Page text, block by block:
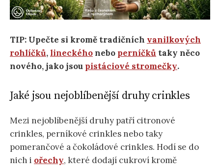
TIP: Upečte si kromě tradičních vanilkových
rohlíčků,lineckéhonebo perníčků taky něco
nového, jako jsou pistáciové stromečky.
Jaké jsou nejoblíbenější druhy crinkles
Mezi nejoblíbenější druhy patří citronové
crinkles, perníkové crinkles nebo taky
pomerančové a čokoládové crinkles. Hodí se do
nich i ořechy, které dodají cukroví kromě